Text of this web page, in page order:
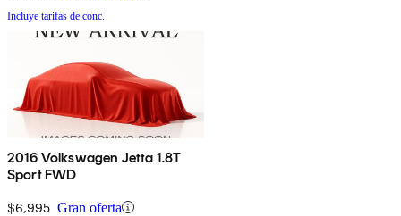
Incluye tarifas de conc.
2016 Volkswagen Jetta 1.8T
Sport FWD
$6,995 Gran oferta